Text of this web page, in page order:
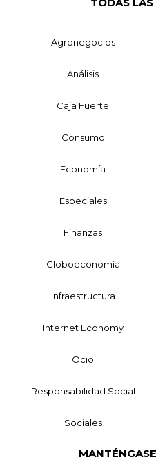
Agronegocios
Análisis
Caja Fuerte
Consumo
Economía
Especiales
Finanzas
Globoeconomía
Infraestructura
Internet Economy
Ocio
Responsabilidad Social
Sociales